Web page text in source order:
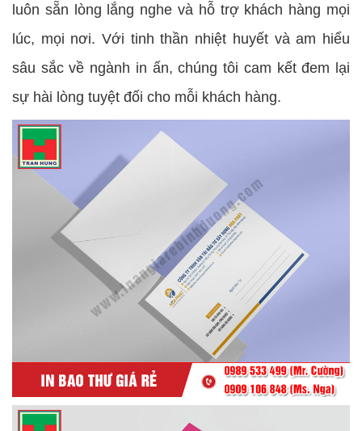
luôn sẵn lòng lắng nghe và hỗ trợ khách hàng mọi
lúc, mọi nơi. Với tinh thần nhiệt huyết và am hiểu
sâu sắc về ngành in ấn, chúng tôi cam kết đem lại
sự hài lòng tuyệt đối cho mỗi khách hàng.